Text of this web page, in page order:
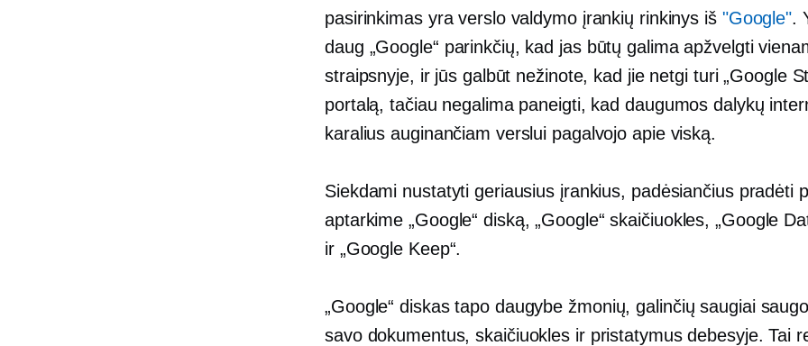
pasirinkimas yra verslo valdymo įrankių rinkinys iš "Google".
daug „Google“ parinkčių, kad jas būtų galima apžvelgti
straipsnyje, ir jūs galbūt nežinote, kad jie netgi turi „Google
portalą, tačiau negalima paneigti, kad daugumos dalykų
karalius auginančiam verslui pagalvojo apie viską.
Siekdami nustatyti geriausius įrankius, padėsiančius pradėti
aptarkime „Google“ diską, „Google“ skaičiuokles, „Google
ir „Google Keep“.
„Google“ diskas tapo daugybe žmonių, galinčių saugiai
savo dokumentus, skaičiuokles ir pristatymus debesyje. Tai